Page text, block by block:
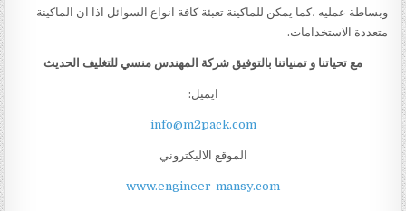
وبساطة عمليه ،كما يمكن للماكينة تعبئة كافة انواع السوائل اذا ان الماكينة
متعددة الاستخدامات.
مع تحياتنا و تمنياتنا بالتوفيق شركة المهندس منسي للتغليف الحديث
ايميل:
info@m2pack.com
الموقع الاليكتروني
www.engineer-mansy.com